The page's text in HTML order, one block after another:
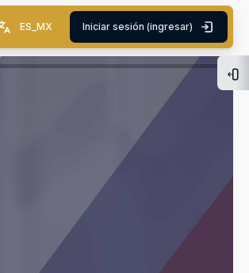
ES_MX Iniciar sesión (ingresar)